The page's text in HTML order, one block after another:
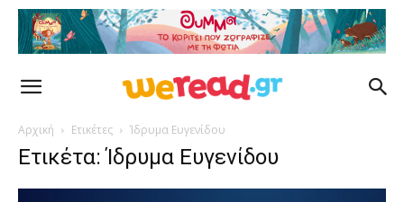
Αρχική Ετικέτες Ίδρυμα Ευγενίδου
Ετικέτα: Ίδρυμα Ευγενίδου